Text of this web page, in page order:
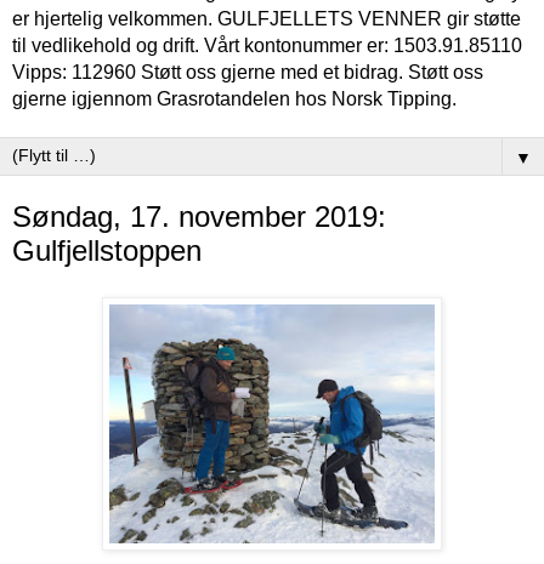
er hjertelig velkommen. GULFJELLETS VENNER gir støtte
til vedlikehold og drift. Vårt kontonummer er: 1503.91.85110
Vipps: 112960 Støtt oss gjerne med et bidrag. Støtt oss
gjerne igjennom Grasrotandelen hos Norsk Tipping.
▼
Søndag, 17. november 2019:
Gulfjellstoppen